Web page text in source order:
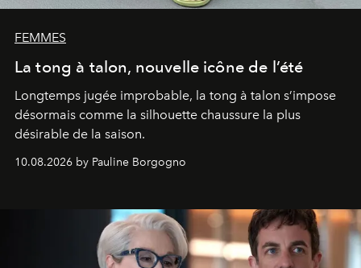
FEMMES
La tong à talon, nouvelle icône de l’été
Longtemps jugée improbable, la tong à talon s’impose
désormais comme la silhouette chaussure la plus
désirable de la saison.
10.08.2026 by Pauline Borgogno